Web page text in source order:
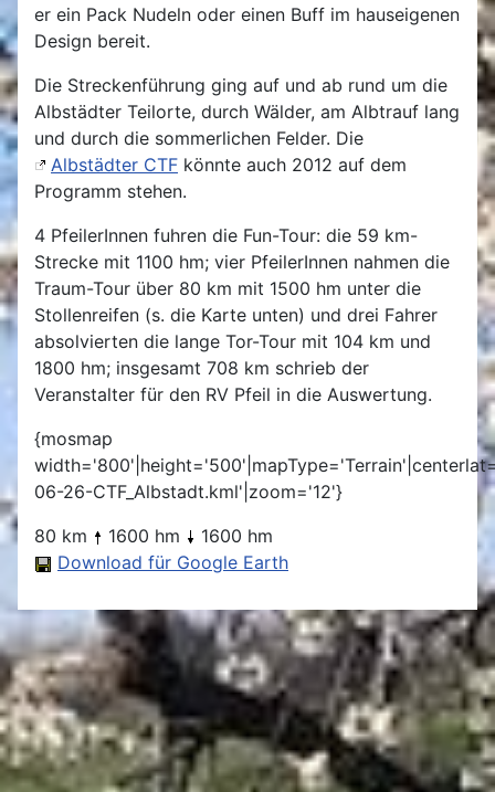
er ein Pack Nudeln oder einen Buff im hauseigenen
Design bereit.
Die Streckenführung ging auf und ab rund um die
Albstädter Teilorte, durch Wälder, am Albtrauf lang
und durch die sommerlichen Felder. Die
Albstädter CTF könnte auch 2012 auf dem
Programm stehen.
4 PfeilerInnen fuhren die Fun-Tour: die 59 km-
Strecke mit 1100 hm; vier PfeilerInnen nahmen die
Traum-Tour über 80 km mit 1500 hm unter die
Stollenreifen (s. die Karte unten) und drei Fahrer
absolvierten die lange Tor-Tour mit 104 km und
1800 hm; insgesamt 708 km schrieb der
Veranstalter für den RV Pfeil in die Auswertung.
{mosmap
06-26-CTF_Albstadt.kml'|zoom='12'}
80 km
1600 hm
1600 hm
Download für Google Earth